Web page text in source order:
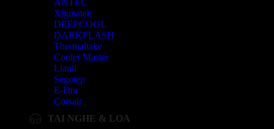
ANTEC
Xigmatek
DEEPCOOL
DARKFLASH
Thermaltake
Cooler Master
Lianli
Segotep
E-Dra
Corsair
TAI NGHE & LOA